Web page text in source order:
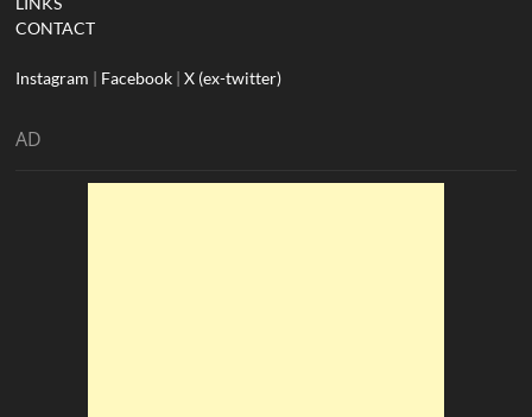
CONTACT
Instagram | Facebook |X (ex-twitter)
AD